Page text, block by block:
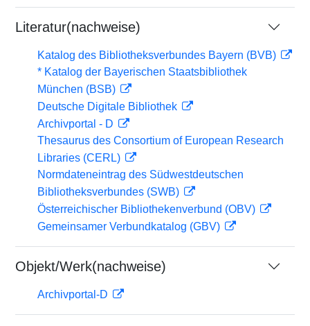
Literatur(nachweise)
Katalog des Bibliotheksverbundes Bayern (BVB)
* Katalog der Bayerischen Staatsbibliothek
München (BSB)
Deutsche Digitale Bibliothek
Archivportal - D
Thesaurus des Consortium of European Research
Libraries (CERL)
Normdateneintrag des Südwestdeutschen
Bibliotheksverbundes (SWB)
Österreichischer Bibliothekenverbund (OBV)
Gemeinsamer Verbundkatalog (GBV)
Objekt/Werk(nachweise)
Archivportal-D